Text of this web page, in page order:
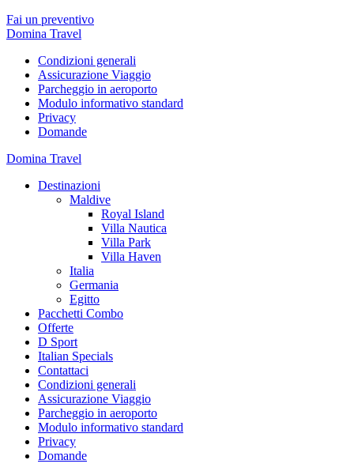
Fai un preventivo
Domina Travel
Condizioni generali
Assicurazione Viaggio
Parcheggio in aeroporto
Modulo informativo standard
Privacy
Domande
Domina Travel
Destinazioni
Maldive
Royal Island
Villa Nautica
Villa Park
Villa Haven
Italia
Germania
Egitto
Pacchetti Combo
Offerte
D Sport
Italian Specials
Contattaci
Condizioni generali
Assicurazione Viaggio
Parcheggio in aeroporto
Modulo informativo standard
Privacy
Domande